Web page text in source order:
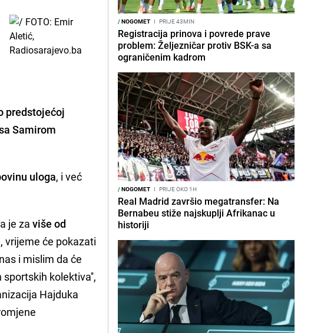
predstojećoj
Samirom
uloga, i već
je zaviše od
vrijeme će pokazati
i mislim da će
kolektiva'',
Hajduka
/NOGOMET I PRIJE 43MIN
Registracija prinova i povrede prave
problem: Željezničar protiv BSK-a sa
ograničenim kadrom
/NOGOMET I PRIJE OKO 1H
Real Madrid završio megatransfer: Na
Bernabeu stiže najskuplji Afrikanac u
historiji